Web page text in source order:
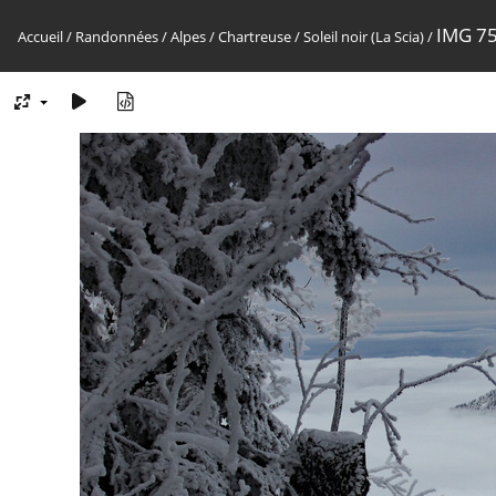
Accueil/ Randonnées/Alpes/Chartreuse/Soleil noir (La Scia)/ IMG